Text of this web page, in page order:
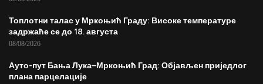
Топлотни талас у Мркоњић Граду: Високе температуре
задржаће се до 18. августа
08/08/2026
Ауто-пут Бања Лука–Мркоњић Град: Објављен приједлог
плана парцелације